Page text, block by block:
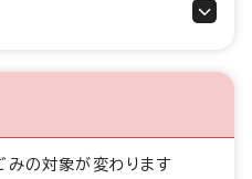
の対象が変わります